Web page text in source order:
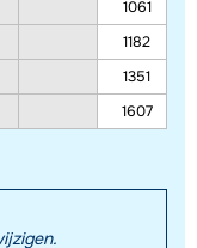
1061
1182
1351
1607